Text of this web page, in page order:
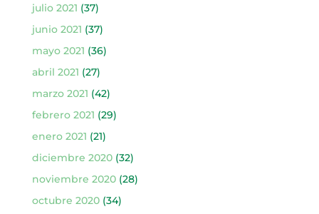
julio 2021 (37)
junio 2021 (37)
mayo 2021 (36)
abril 2021 (27)
marzo 2021 (42)
febrero 2021 (29)
enero 2021 (21)
diciembre 2020(32)
noviembre 2020(28)
octubre 2020(34)